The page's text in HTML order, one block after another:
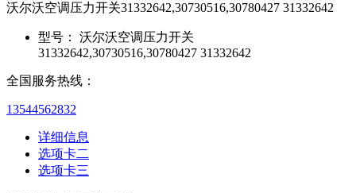
沃尔沃空调压力开关31332642,30730516,30780427 31332642
型号：
沃尔沃空调压力开关
31332642,30730516,30780427 31332642
全国服务热线：
13544562832
详细信息
选项卡二
选项卡三